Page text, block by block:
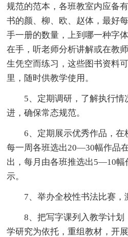
规范的范本，各班教室内应备
书的颜、柳、欧、赵体，最好
手一册的数量，上到哪一种字
在手，听老师分析讲解或在教
生凭空而练习，这些图书资料
里，随时供教学使用。
5、定期调研，了解执行情
进，确保常态规范。
6、定期展示优秀作品，在
每一周各班选出20—30幅作品
出，每月由各班推选出5—10幅
示。
7、举办全校性书法比赛，
8、把写字课列入教学计划
学研究为依托，重组教材，开展